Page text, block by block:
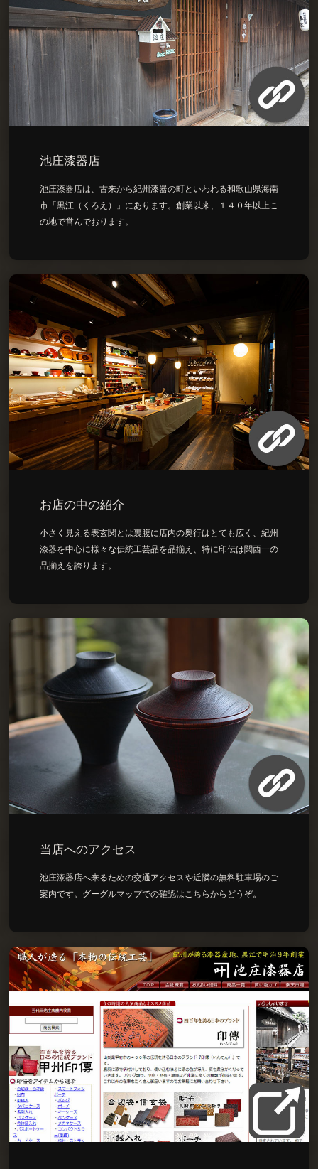
池庄漆器店
池庄漆器店は、古来から紀州漆器の町といわれる和歌山県海南
市「黒江（くろえ）」にあります。創業以来、１４０年以上こ
の地で営んでおります。
お店の中の紹介
小さく見える表玄関とは裏腹に店内の奥行はとても広く、紀州
漆器を中心に様々な伝統工芸品を品揃え、特に印伝は関西一の
品揃えを誇ります。
当店へのアクセス
池庄漆器店へ来るための交通アクセスや近隣の無料駐車場のご
案内です。グーグルマップでの確認はこちらからどうぞ。